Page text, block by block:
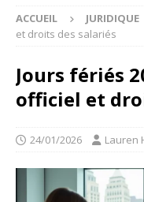
ACCUEIL JURIDIQUE
et droits des salariés
Jours fériés
officiel et
24/01/2026 Lauren